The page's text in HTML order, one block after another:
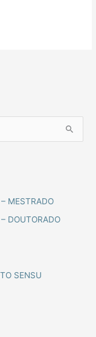
MESTRADO
DOUTORADO
SENSU